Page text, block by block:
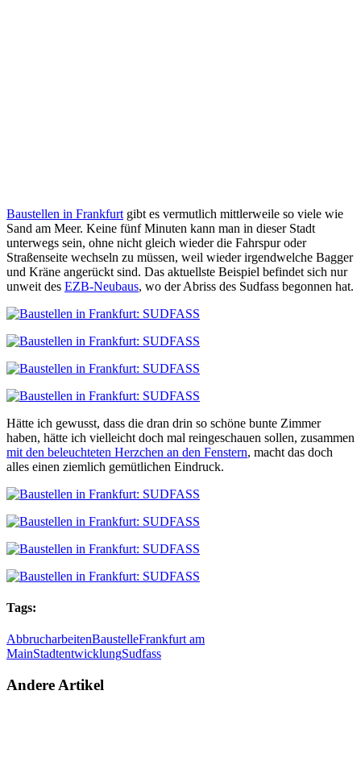
Baustellen in Frankfurt gibt es vermutlich mittlerweile so viele wie
Sand am Meer. Keine fünf Minuten kann man in dieser Stadt
unterwegs sein, ohne nicht gleich wieder die Fahrspur oder
Straßenseite wechseln zu müssen, weil wieder irgendwelche Bagger
und Kräne angerückt sind. Das aktuellste Beispiel befindet sich nur
unweit des EZB-Neubaus, wo der Abriss des Sudfass begonnen hat.
Hätte ich gewusst, dass die dran drin so schöne bunte Zimmer
haben, hätte ich vielleicht doch mal reingeschauen sollen, zusammen
mit den beleuchteten Herzchen an den Fenstern, macht das doch
alles einen ziemlich gemütlichen Eindruck.
Tags:
AbbrucharbeitenBaustelleFrankfurt am
MainStadtentwicklungSudfass
Andere Artikel